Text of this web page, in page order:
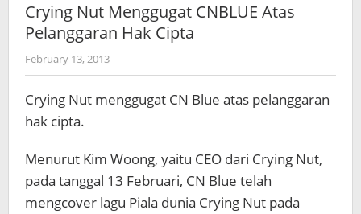
Crying Nut Menggugat CNBLUE Atas
Pelanggaran Hak Cipta
February 13, 2013by
Koreanindo
Crying Nut menggugat CN Blue atas pelanggaran
hak cipta.
Menurut Kim Woong, yaitu CEO dari Crying Nut,
pada tanggal 13 Februari, CN Blue telah
mengcover lagu Piala dunia Crying Nut pada